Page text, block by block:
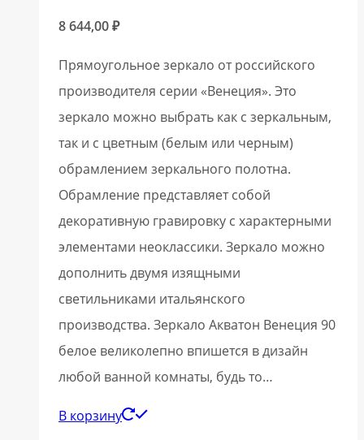
8 644,00₽
Прямоугольное зеркало от российского
производителя серии «Венеция». Это
зеркало можно выбрать как с зеркальным,
так и с цветным (белым или черным)
обрамлением зеркального полотна.
Обрамление представляет собой
декоративную гравировку с характерными
элементами неоклассики. Зеркало можно
дополнить двумя изящными
светильниками итальянского
производства. Зеркало Акватон Венеция 90
белое великолепно впишется в дизайн
любой ванной комнаты, будь то…
В корзину